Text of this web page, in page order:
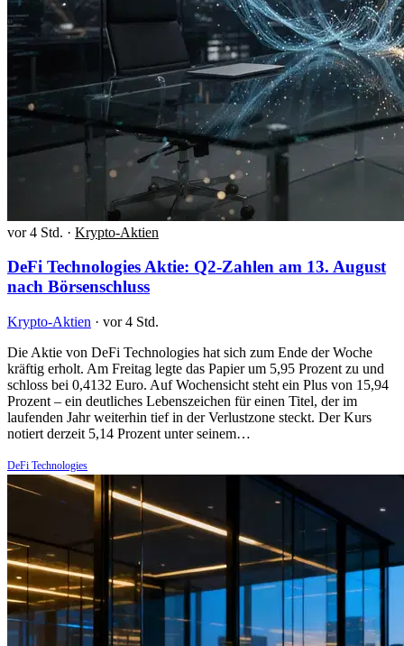
vor 4 Std. · Krypto-Aktien
DeFi Technologies Aktie: Q2-Zahlen am 13. August
nach Börsenschluss
Krypto-Aktien · vor 4 Std.
Die Aktie von DeFi Technologies hat sich zum Ende der Woche
kräftig erholt. Am Freitag legte das Papier um 5,95 Prozent zu und
schloss bei 0,4132 Euro. Auf Wochensicht steht ein Plus von 15,94
Prozent – ein deutliches Lebenszeichen für einen Titel, der im
laufenden Jahr weiterhin tief in der Verlustzone steckt. Der Kurs
notiert derzeit 5,14 Prozent unter seinem…
DeFi Technologies